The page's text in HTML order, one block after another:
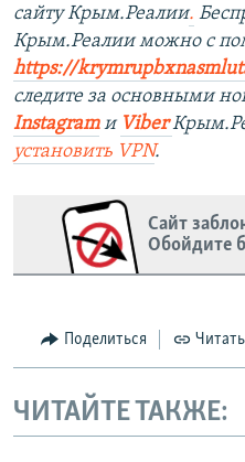
сайту Крым.Реалии.
Крым.Реалии можно с
https://
следите за основными
Instagram и Viber
установить VPN.
Сайт
Обойдите
Поделиться
ЧИТАЙТЕ ТАКЖЕ: